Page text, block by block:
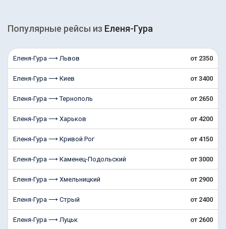
Популярные рейсы из Еленя-Гура
Еленя-Гура ⟶ Львов от 2350
Еленя-Гура ⟶ Киев от 3400
Еленя-Гура ⟶ Тернополь от 2650
Еленя-Гура ⟶ Харьков от 4200
Еленя-Гура ⟶ Кривой Рог от 4150
Еленя-Гура ⟶ Каменец-Подольский от 3000
Еленя-Гура ⟶ Хмельницкий от 2900
Еленя-Гура ⟶ Стрый от 2400
Еленя-Гура ⟶ Луцьк от 2600